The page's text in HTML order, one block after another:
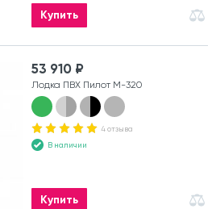
Купить
53 910 ₽
Лодка ПВХ Пилот М-320
4 отзыва
В наличии
Купить